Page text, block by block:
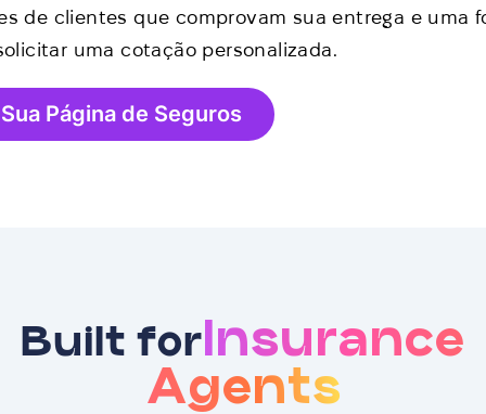
de clientes que comprovam sua entrega e uma
uma cotação personalizada.
Página de Seguros
Built for Insurance
Agents